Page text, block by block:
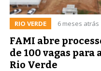
RIO VERDE 6 meses atrás
FAMI abre
de 100 vagas para
Rio Verde